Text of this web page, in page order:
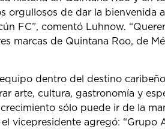
orgullosos de dar la
FC”, comentó Luhnow.
marcas de Quintana Roo, de
dentro del destino
arte, cultura, gastronomía y
sólo puede ir de la
vicepresidente agregó: “Grupo